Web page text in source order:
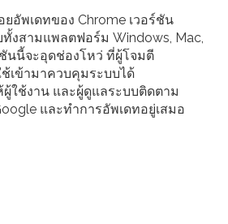
อัพเดทของ Chrome เวอร์ชัน
ทั้งสามแพลตฟอร์ม Windows, Mac,
นนี้จะอุดช่องโหว่ ที่ผู้โจมตี
เข้ามาควบคุมระบบได้
ผู้ใช้งาน และผู้ดูแลระบบติดตาม
และทำการอัพเดทอยู่เสมอ